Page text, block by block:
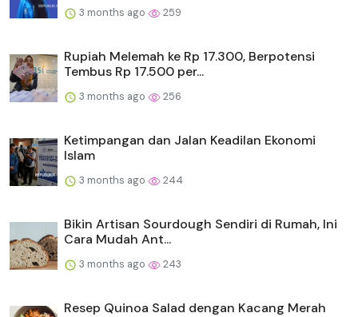
3 months ago 259
Rupiah Melemah ke Rp 17.300, Berpotensi
Tembus Rp 17.500 per...
3 months ago 256
Ketimpangan dan Jalan Keadilan Ekonomi
Islam
3 months ago 244
Bikin Artisan Sourdough Sendiri di Rumah, Ini
Cara Mudah Ant...
3 months ago 243
Resep Quinoa Salad dengan Kacang Merah